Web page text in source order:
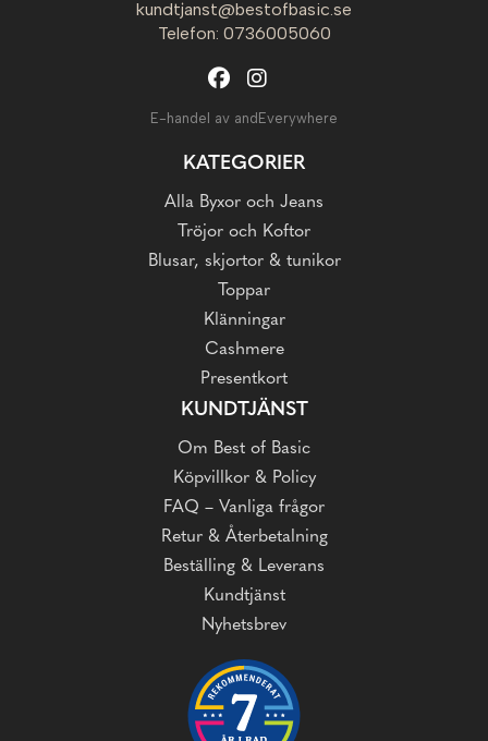
kundtjanst@bestofbasic.se
Telefon: 0736005060
E-handel av andEverywhere
KATEGORIER
Alla Byxor och Jeans
Tröjor och Koftor
Blusar, skjortor & tunikor
Toppar
Klänningar
Cashmere
Presentkort
KUNDTJÄNST
Om Best of Basic
Köpvillkor & Policy
FAQ – Vanliga frågor
Retur & Återbetalning
Beställing & Leverans
Kundtjänst
Nyhetsbrev